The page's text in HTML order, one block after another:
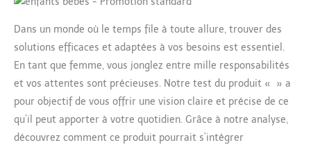
Dans un monde où le temps file à toute allure, trouver des
solutions efficaces et adaptées à vos besoins est essentiel.
En tant que femme, vous jonglez entre mille responsabilités
et vos attentes sont précieuses. Notre test du produit « » a
pour objectif de vous offrir une vision claire et précise de ce
qu’il peut apporter à votre quotidien. Grâce à notre analyse,
découvrez comment ce produit pourrait s’intégrer